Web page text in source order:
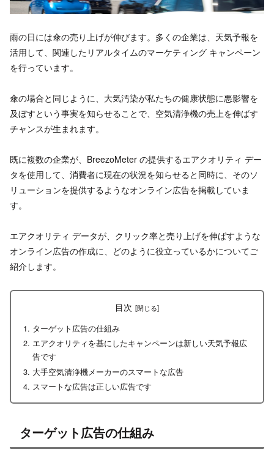
雨の日には傘の売り上げが伸びます。多くの企業は、天気予報を
活用して、関連したリアルタイムのマーケティング キャンペーン
を行っています。
傘の場合と同じように、大気汚染が私たちの健康状態に悪影響を
及ぼすという事実を知らせることで、空気清浄機の売上を伸ばす
チャンスが生まれます。
既に複数の企業が、BreezoMeter の提供するエアクオリティ デー
タを使用して、消費者に現在の状況を知らせると同時に、そのソ
リューションを提供するようなオンライン広告を掲載していま
す。
エアクオリティ データが、クリック率と売り上げを伸ばすような
オンライン広告の作成に、どのように役立っているかについてご
紹介します。
目次
ターゲット広告の仕組み
エアクオリティを基にしたキャンペーンは新しい天気予報広
告です
大手空気清浄機メーカーのスマートな広告
スマートな広告は正しい広告です
ターゲット広告の仕組み